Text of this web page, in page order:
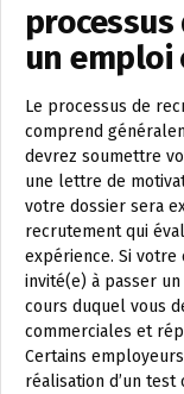
un emploi
Le processus de
comprend
devrez soumettre
une lettre de
votre dossier sera
recrutement qui
expérience. Si votre
invité(e) à passer
cours duquel vous
commerciales et
Certains
réalisation d’un test